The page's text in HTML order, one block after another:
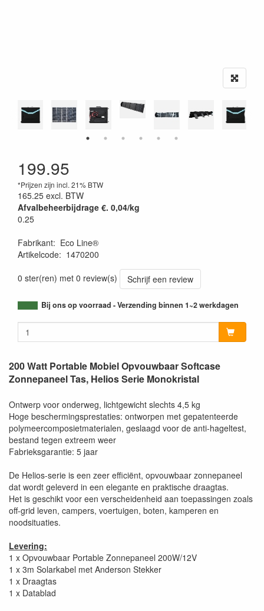
199.95
*Prijzen zijn incl. 21% BTW
165.25 excl. BTW
Afvalbeheerbijdrage €. 0,04/kg
0.25
Fabrikant: Eco Line®
Artikelcode: 1470200
0 ster(ren) met 0 review(s)
Schrijf een review
Bij ons op voorraad - Verzending binnen 1~2 werkdagen
200 Watt Portable Mobiel Opvouwbaar Softcase
Zonnepaneel Tas, Helios Serie Monokristal
Ontwerp voor onderweg, lichtgewicht slechts 4,5 kg
Hoge beschermingsprestaties: ontworpen met gepatenteerde
polymeercomposietmaterialen, geslaagd voor de anti-hageltest,
bestand tegen extreem weer
Fabrieksgarantie: 5 jaar
De Helios-serie is een zeer efficiënt, opvouwbaar zonnepaneel
dat wordt geleverd in een elegante en praktische draagtas.
Het is geschikt voor een verscheidenheid aan toepassingen zoals
off-grid leven, campers, voertuigen, boten, kamperen en
noodsituaties.
Levering:
1 x Opvouwbaar Portable Zonnepaneel 200W/12V
1 x 3m Solarkabel met Anderson Stekker
1 x Draagtas
1 x Datablad